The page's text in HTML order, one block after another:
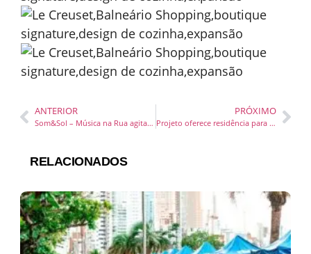
ANTERIOR
Som&Sol – Música na Rua agita Porto Belo no próximo domingo
PRÓXIMO
Projeto oferece residência para artistas com tema “infâncias dissidentes”
RELACIONADOS